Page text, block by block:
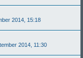
2014, 15:18
2014, 11:30